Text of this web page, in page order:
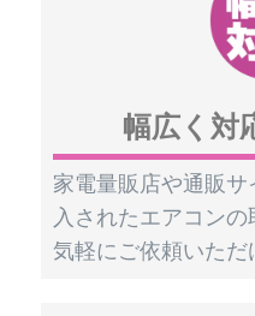
幅広く対
家電量販店や通販
入されたエアコン
気軽にご依頼いただ